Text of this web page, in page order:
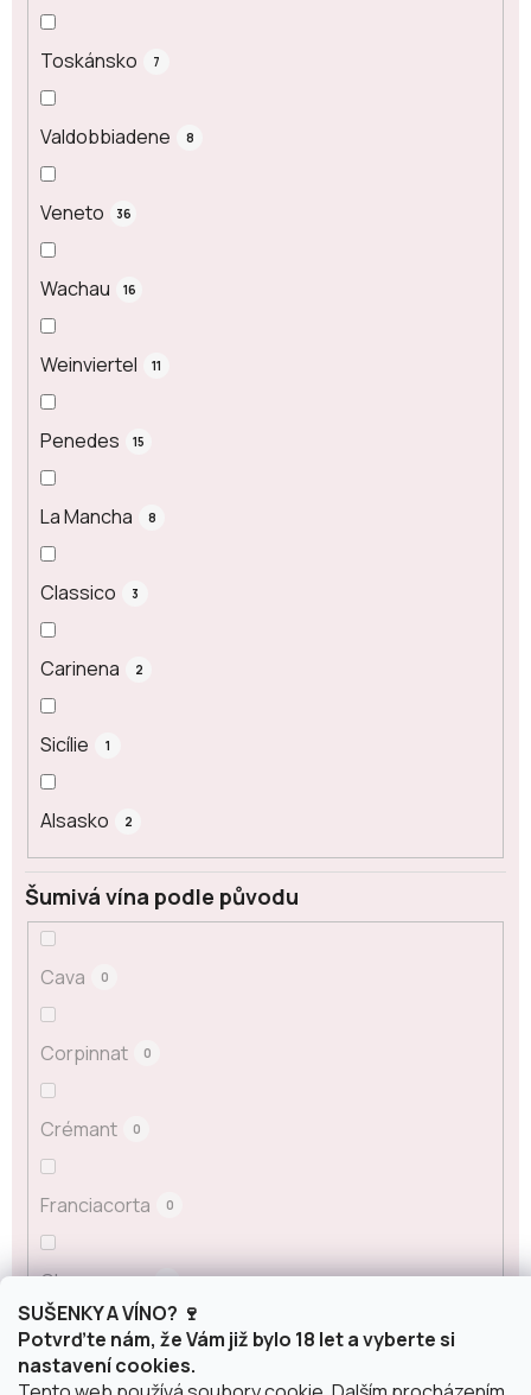
SUŠENKY A VÍNO? 🍷
Potvrďte nám, že Vám již bylo 18 let a vyberte si
nastavení cookies.
Toskánsko 7
Valdobbiadene 8
Veneto 36
Wachau 16
Weinviertel 11
Penedes 15
La Mancha 8
Classico 3
Carinena 2
Sicílie 1
Alsasko 2
Šumivá vína podle původu
Cava 0
Corpinnat 0
Crémant 0
Franciacorta 0
Champagne 0
Prosecco